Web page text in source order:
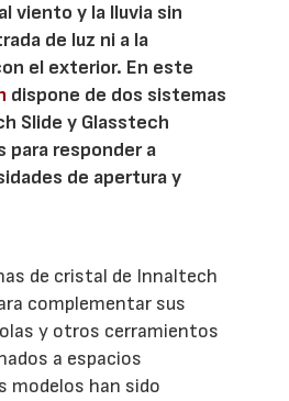
viento y la lluvia sin
de luz ni a la
el exterior. En este
dispone de dos sistemas
Slide y Glasstech
para responder a
de apertura y
de cristal de Innaltech
complementar sus
y otros cerramientos
a espacios
modelos han sido